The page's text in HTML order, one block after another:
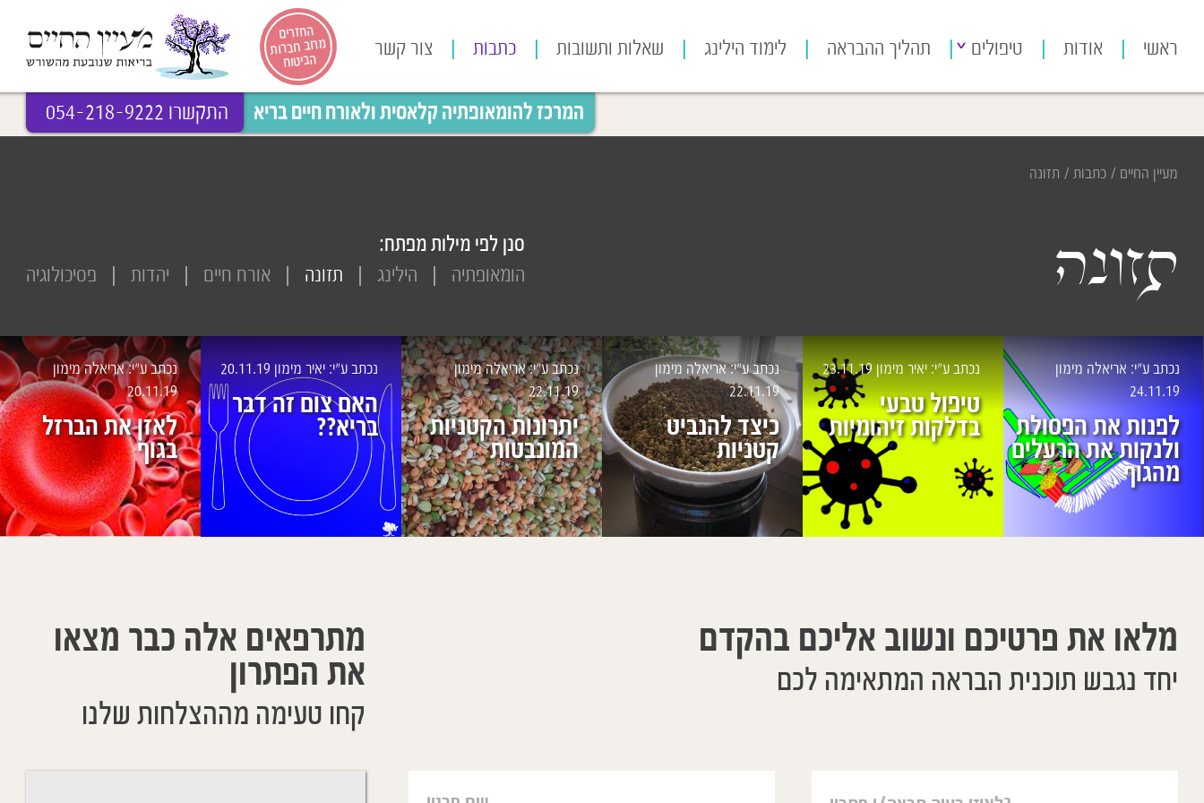
החזרים
מרוב חברות
הביטוח
ראשי אודות טיפולים תהליך ההבראה לימוד הילינג שאלות ותשובות כתבות צור קשר
המרכז להומאופתיה קלאסית ולאורח חיים בריא התקשרו 054-218-9222
מעיין החיים / כתבות / תזונה
תזונה
סנן לפי מילות מפתח:
הומאופתיה
הילינג תזונה אורח חיים יהדות פסיכולוגיה
נכתב ע״י: אריאלה מימון
24.11.19
לפנות את הפסולת
ולנקות את הרעלים
מהגוף
נכתב ע״י: יאיר מימון 23.11.19
טיפול טבעי
בדלקות זיהומיות
נכתב ע״י: אריאלה מימון
22.11.19
כיצד להנביט
קטניות
נכתב ע״י: אריאלה מימון
22.11.19
יתרונות הקטניות
המונבטות ‏
נכתב ע״י: יאיר מימון 20.11.19
האם צום זה דבר
בריא??‏
נכתב ע״י: אריאלה מימון
20.11.19
לאזן את הברזל
בגוף
מלאו את פרטיכם ונשוב אליכם בהקדם
יחד נגבש תוכנית הבראה המתאימה לכם
מתרפאים אלה כבר מצאו
את הפתרון
קחו טעימה מההצלחות שלנו